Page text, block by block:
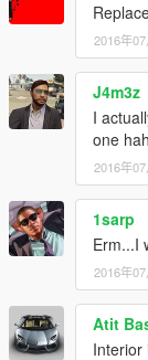
2016年
J4m3z
I
one
2016年
1sarp
Erm...I
2016年
Atit
Interior